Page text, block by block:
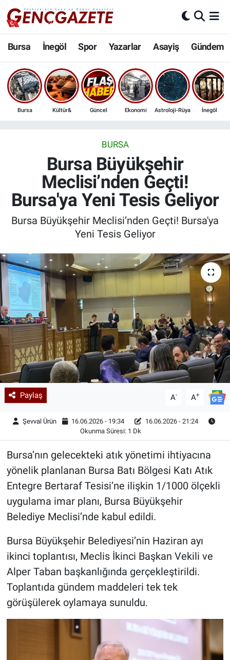
Bursa İnegöl Spor Yazarlar Asayiş Gündem
Bursa Kültür& Güncel Ekonomi Astroloji-Rüya İnegöl
BURSA
Bursa Büyükşehir
Meclisi’nden Geçti!
Bursa'ya Yeni Tesis Geliyor
Bursa Büyükşehir Meclisi’nden Geçti! Bursa'ya
Yeni Tesis Geliyor
Paylaş A- A+
Şevval Ürün 16.06.2026 - 19:34
16.06.2026 - 21:24
Okunma Süresi: 1 Dk
Bursa’nın gelecekteki atık yönetimi ihtiyacına
yönelik planlanan Bursa Batı Bölgesi Katı Atık
Entegre Bertaraf Tesisi’ne ilişkin 1/1000 ölçekli
uygulama imar planı, Bursa Büyükşehir
Belediye Meclisi’nde kabul edildi.
Bursa Büyükşehir Belediyesi’nin Haziran ayı
ikinci toplantısı, Meclis İkinci Başkan Vekili ve
Alper Taban başkanlığında gerçekleştirildi.
Toplantıda gündem maddeleri tek tek
görüşülerek oylamaya sunuldu.
Bursa
İnegöl
3.SAYFA
Ekonomi
Güncel
İnanç
Kültür & Sanat
Sağlık
Siyaset
Teknoloji
Yazarlar
Astroloji-Rüya
Nöbetçi Eczaneler
Hava Durumu
Trafik Durumu
Son Dakika Haberleri
Haber Arşivi